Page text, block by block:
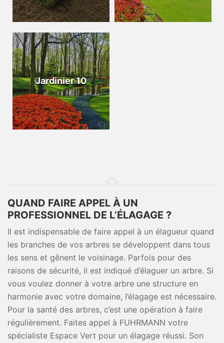
Jardinier 10
QUAND FAIRE APPEL À UN
PROFESSIONNEL DE L’ÉLAGAGE ?
Il est indispensable de faire appel à un élagueur quand
les branches de vos arbres se développent dans tous
les sens et gênent le voisinage. Parfois pour des
raisons de sécurité, il est indiqué d’élaguer un arbre. Si
vous voulez donner à votre arbre une structure en
harmonie avec votre domaine, l’élagage est nécessaire.
Pour la santé des arbres, c’est une opération à faire
régulièrement. Faites appel à FUHRMANN votre
spécialiste Espace Vert pour un élagage réussi. Son